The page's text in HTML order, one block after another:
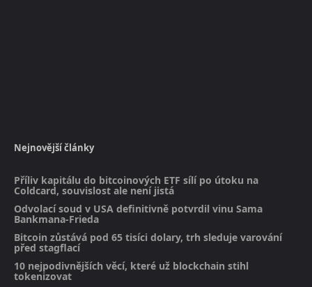
Nejnovější články
Příliv kapitálu do bitcoinových ETF sílí po útoku na
Coldcard, souvislost ale není jistá
Odvolací soud v USA definitivně potvrdil vinu Sama
Bankmana-Frieda
Bitcoin zůstává pod 65 tisíci dolary, trh sleduje varování
před stagflací
10 nejpodivnějších věcí, které už blockchain stihl
tokenizovat